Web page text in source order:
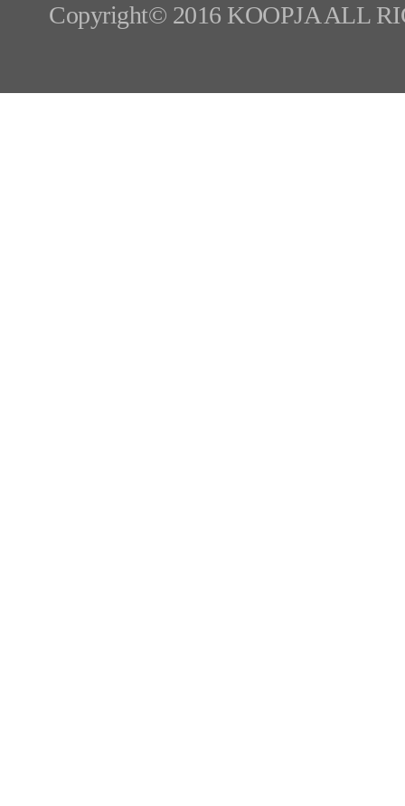
Copyright© 2016 KOOPJA ALL